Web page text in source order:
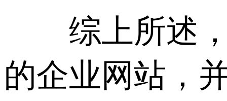
综上所述，
的企业网站，